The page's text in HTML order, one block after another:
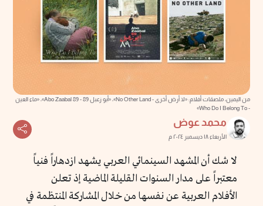
من اليمين، ملصقات أفلام: «لا أرض أخرى - No Other Land»، «أبو زعبل 89 - 89 Abo Zaabal»، «ماء العين
- Who Do I Belong To»
محمد عوض
الأربعاء ١٨ ديسمبر ٢٠٢٤ م
لا شك أن المشهد السينمائي العربي يشهد ازدهاراً فنياً
معتبراً على مدار السنوات القليلة الماضية إذ تعلن
الأفلام العربية عن نفسها من خلال المشاركة المنتظمة في